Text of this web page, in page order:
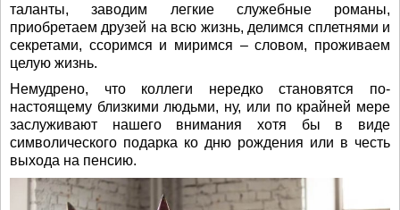
таланты, заводим легкие служебные романы,
приобретаем друзей на всю жизнь, делимся сплетнями и
секретами, ссоримся и миримся – словом, проживаем
целую жизнь.
Немудрено, что коллеги нередко становятся по-
настоящему близкими людьми, ну, или по крайней мере
заслуживают нашего внимания хотя бы в виде
символического подарка ко дню рождения или в честь
выхода на пенсию.